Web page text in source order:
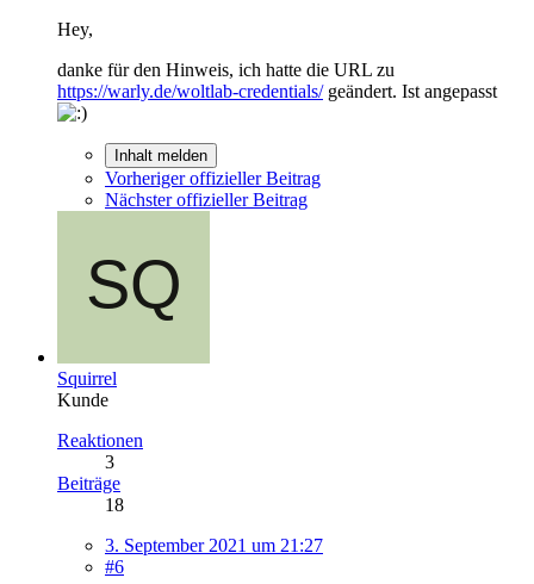
Hey,
danke für den Hinweis, ich hatte die URL zu
https://warly.de/woltlab-credentials/geändert. Ist angepasst
Inhalt melden
Vorheriger offizieller Beitrag
Nächster offizieller Beitrag
Squirrel
Kunde
Reaktionen
3
Beiträge
18
3. September 2021 um 21:27
#6